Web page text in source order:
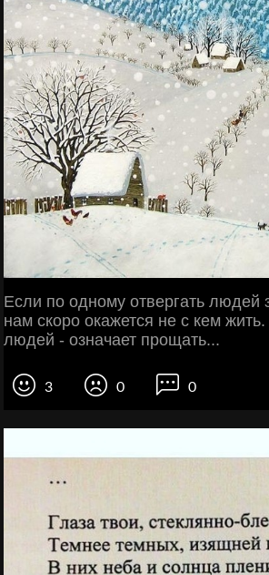
Если по одному отвергать людей
нам скоро окажется не с кем
людей - означает прощать...
3 0 0